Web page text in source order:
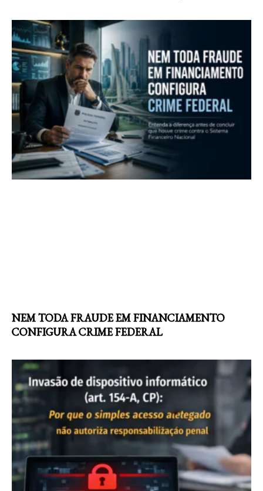
NEM TODA FRAUDE EM FINANCIAMENTO
CONFIGURA CRIME FEDERAL